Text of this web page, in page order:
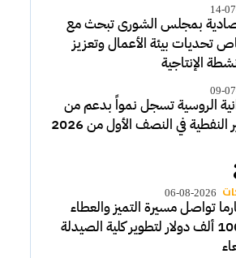
14-
بمجلس الشورى تبحث مع
تحديات بيئة الأعمال وتعزيز
الإنتاجية
09-
الروسية تسجل نمواً بدعم من
النفطية في النصف الأول من 2026
06-08-2026
تواصل مسيرة التميز والعطاء
وتخصص 100 ألف دولار لتطوير كلية الصيدلة